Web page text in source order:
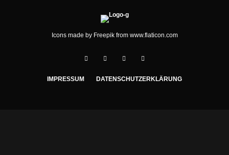
Icons made by Freepikfrom www.flaticon.com
IMPRESSUM DATENSCHUTZERKLÄRUNG